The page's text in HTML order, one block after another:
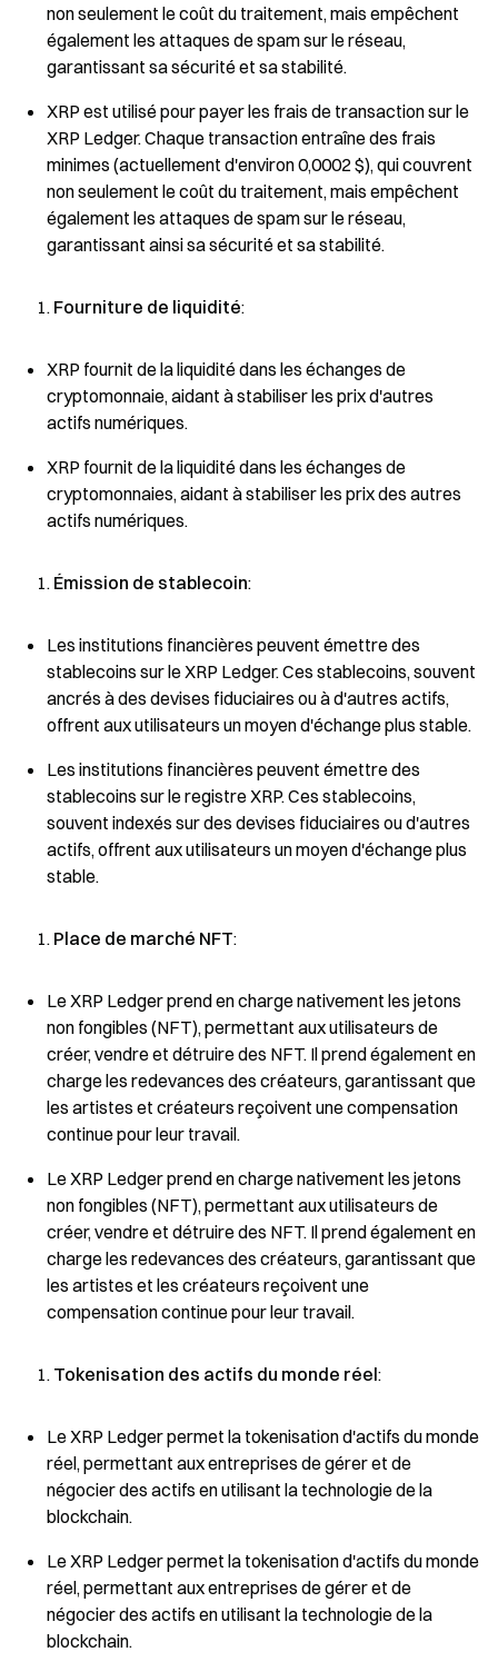
non seulement le coût du traitement, mais empêchent
également les attaques de spam sur le réseau,
garantissant sa sécurité et sa stabilité.
XRP est utilisé pour payer les frais de transaction sur le
XRP Ledger. Chaque transaction entraîne des frais
minimes (actuellement d'environ 0,0002 $), qui couvrent
non seulement le coût du traitement, mais empêchent
également les attaques de spam sur le réseau,
garantissant ainsi sa sécurité et sa stabilité.
Fourniture de liquidité:
XRP fournit de la liquidité dans les échanges de
cryptomonnaie, aidant à stabiliser les prix d'autres
actifs numériques.
XRP fournit de la liquidité dans les échanges de
cryptomonnaies, aidant à stabiliser les prix des autres
actifs numériques.
Émission de stablecoin:
Les institutions financières peuvent émettre des
stablecoins sur le XRP Ledger. Ces stablecoins, souvent
ancrés à des devises fiduciaires ou à d'autres actifs,
offrent aux utilisateurs un moyen d'échange plus stable.
Les institutions financières peuvent émettre des
stablecoins sur le registre XRP. Ces stablecoins,
souvent indexés sur des devises fiduciaires ou d'autres
actifs, offrent aux utilisateurs un moyen d'échange plus
stable.
Place de marché NFT:
Le XRP Ledger prend en charge nativement les jetons
non fongibles (NFT), permettant aux utilisateurs de
créer, vendre et détruire des NFT. Il prend également en
charge les redevances des créateurs, garantissant que
les artistes et créateurs reçoivent une compensation
continue pour leur travail.
Le XRP Ledger prend en charge nativement les jetons
non fongibles (NFT), permettant aux utilisateurs de
créer, vendre et détruire des NFT. Il prend également en
charge les redevances des créateurs, garantissant que
les artistes et les créateurs reçoivent une
compensation continue pour leur travail.
Tokenisation des actifs du monde réel:
Le XRP Ledger permet la tokenisation d'actifs du monde
réel, permettant aux entreprises de gérer et de
négocier des actifs en utilisant la technologie de la
blockchain.
Le XRP Ledger permet la tokenisation d'actifs du monde
réel, permettant aux entreprises de gérer et de
négocier des actifs en utilisant la technologie de la
blockchain.